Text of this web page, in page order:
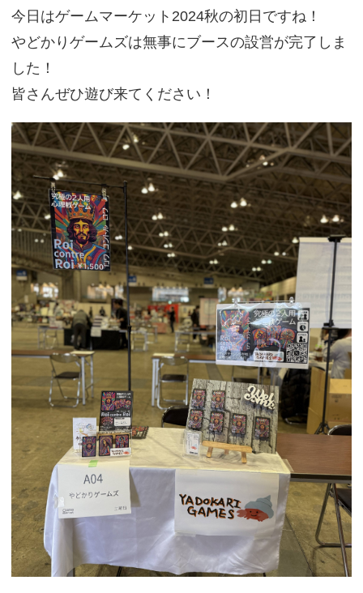
今日はゲームマーケット2024秋の初日ですね！
やどかりゲームズは無事にブースの設営が完了しま
した！
皆さんぜひ遊び来てください！